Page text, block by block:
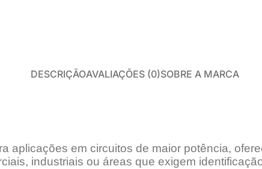
Acessórios Laminado
DESCRIÇÃOAVALIAÇÕES (0)SOBRE A MARCA
aplicações em circuitos de maior potência,
industriais ou áreas que exigem